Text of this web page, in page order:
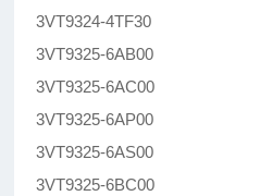
3VT9324-4TF30
3VT9325-6AB00
3VT9325-6AC00
3VT9325-6AP00
3VT9325-6AS00
3VT9325-6BC00